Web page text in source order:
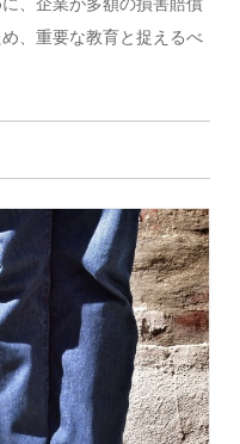
、重要な教育と捉えるべ